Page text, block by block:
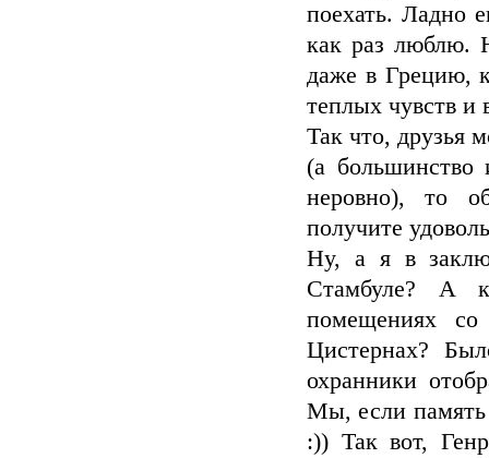
поехать. Ладно
как раз люблю.
даже в Грецию,
теплых чувств и
Так что, друзья
(а
неровно), то
получите
Ну, а я в
Стамбуле? А
помещениях
Цистернах?
охранники
Мы, если память
:)) Так вот,